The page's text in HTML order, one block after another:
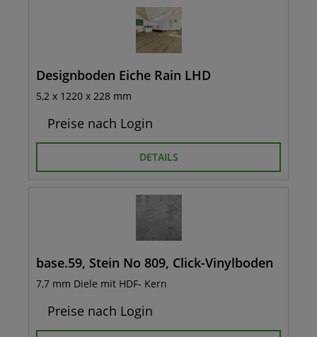
Designboden Eiche Rain LHD
5,2 x 1220 x 228 mm
Preise nach Login
DETAILS
base.59, Stein No 809, Click-Vinylboden
7,7 mm Diele mit HDF- Kern
Preise nach Login